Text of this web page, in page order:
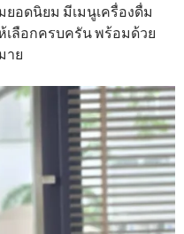
ยอดนิยม มีเมนูเครื่องดื่ม
เลือกครบครัน พร้อมด้วย
าย